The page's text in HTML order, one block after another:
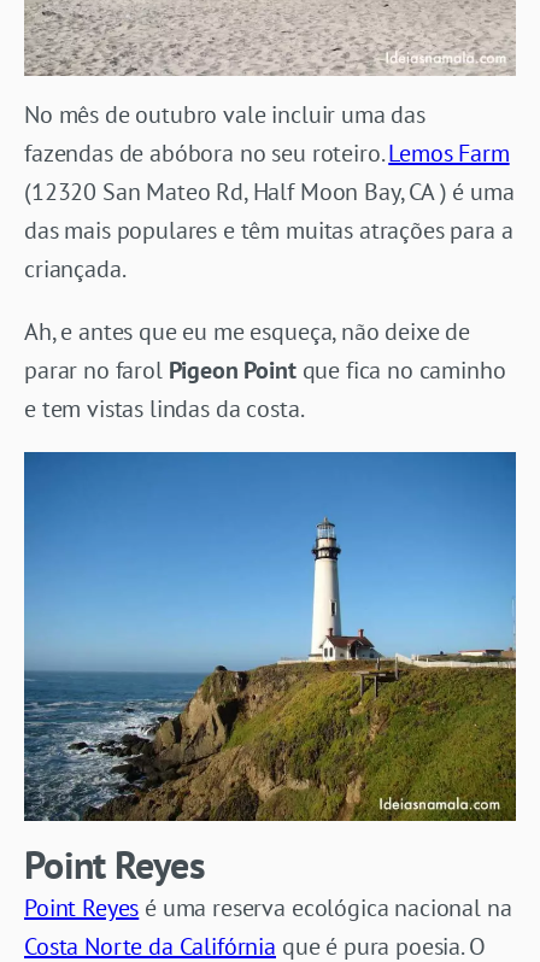
No mês de outubro vale incluir uma das
fazendas de abóbora no seu roteiro.Lemos Farm
(12320 San Mateo Rd, Half Moon Bay, CA ) é uma
das mais populares e têm muitas atrações para a
criançada.
Ah, e antes que eu me esqueça, não deixe de
parar no farol Pigeon Pointque fica no caminho
e tem vistas lindas da costa.
Point Reyes
Point Reyes é uma reserva ecológica nacional na
Costa Norte da Califórnia que é pura poesia. O